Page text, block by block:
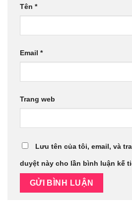
Tên *
Email *
Trang web
Lưu tên của tôi, email, và
duyệt này cho lần bình luận kế